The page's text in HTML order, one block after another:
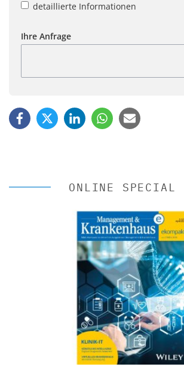
detaillierte Informationen
Ihre Anfrage
ONLINE